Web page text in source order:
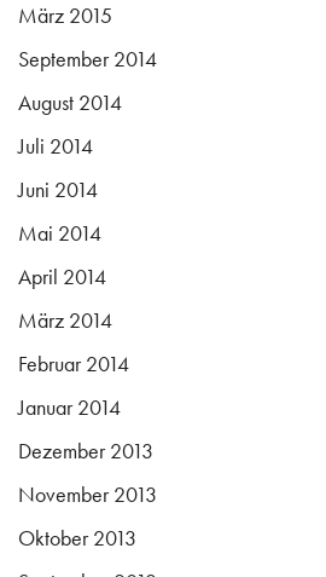
März 2015
September 2014
August 2014
Juli 2014
Juni 2014
Mai 2014
April 2014
März 2014
Februar 2014
Januar 2014
Dezember 2013
November 2013
Oktober 2013